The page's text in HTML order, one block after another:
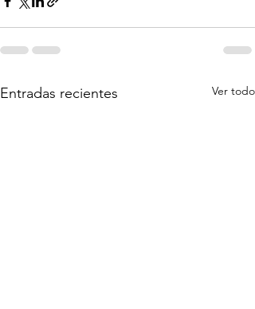
Entradas recientes Ver todo